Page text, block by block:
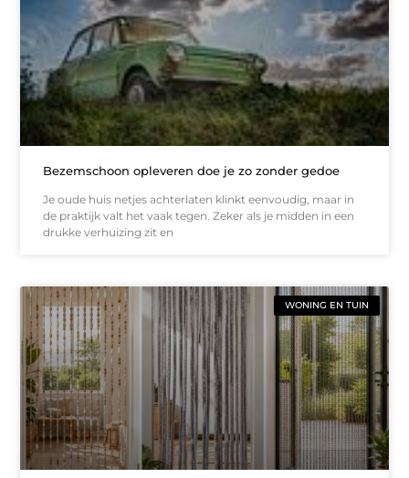
Bezemschoon opleveren doe je zo zonder gedoe
Je oude huis netjes achterlaten klinkt eenvoudig, maar in
de praktijk valt het vaak tegen. Zeker als je midden in een
drukke verhuizing zit en
WONING EN TUIN